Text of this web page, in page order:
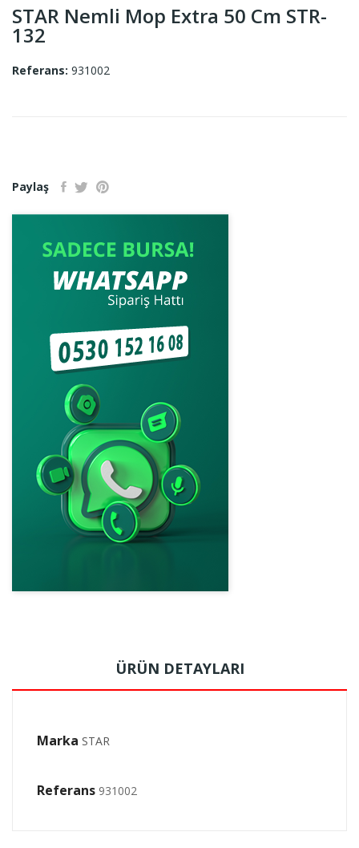
STAR Nemli Mop Extra 50 Cm STR-
132
Referans: 931002
Paylaş
ÜRÜN DETAYLARI
Marka STAR
Referans 931002